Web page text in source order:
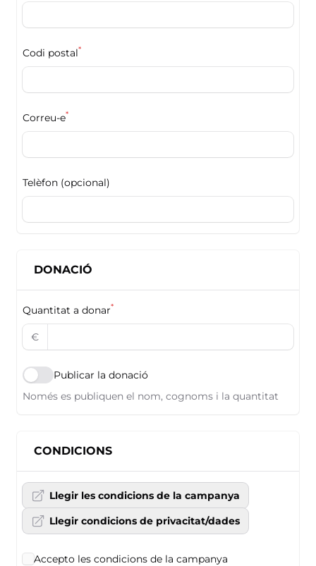
Codi postal*
Correu-e*
Telèfon (opcional)
DONACIÓ
Quantitat a donar*
€
Publicar la donació
Només es publiquen el nom, cognoms i la quantitat
CONDICIONS
Llegir les condicions de la campanya
Llegir condicions de privacitat/dades
Accepto les condicions de la campanya